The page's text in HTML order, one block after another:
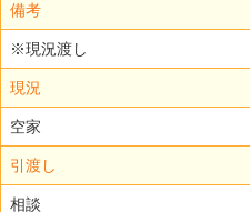
備考
※現況渡し
現況
空家
引渡し
相談